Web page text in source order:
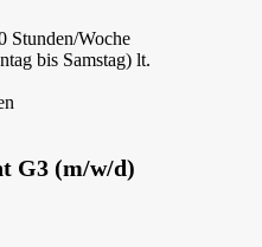
Stunden/Woche
bis Samstag) lt.
G3 (m/w/d)